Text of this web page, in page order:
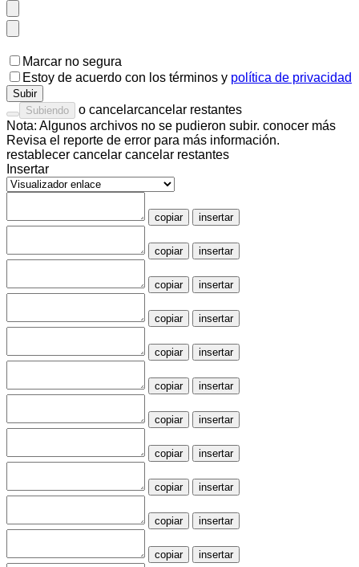
Marcar no segura
Estoy de acuerdo con los términos y política de privacidad
Subir
Subiendo
o cancelarcancelar restantes
Nota: Algunos archivos no se pudieron subir. conocer más
Revisa el reporte de error para más información.
restablecer cancelar cancelar restantes
Insertar
copiar insertar
copiar insertar
copiar insertar
copiar insertar
copiar insertar
copiar insertar
copiar insertar
copiar insertar
copiar insertar
copiar insertar
copiar insertar